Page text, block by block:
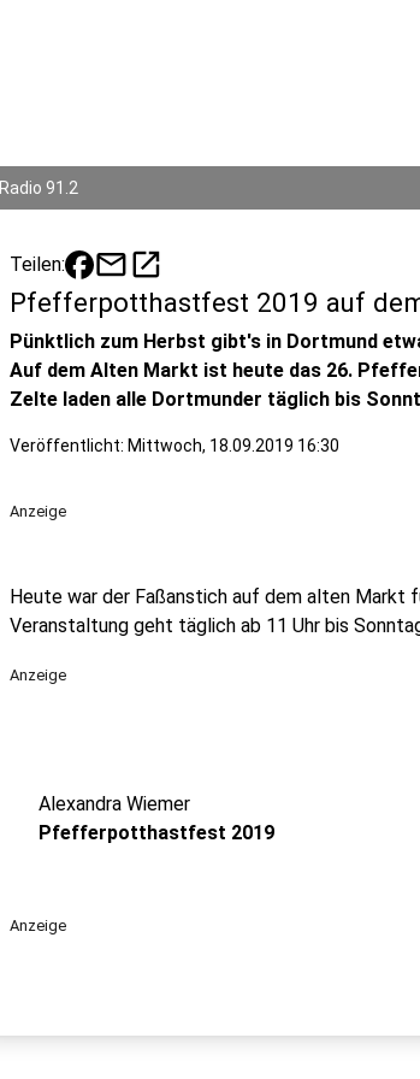
Radio 91.2
Teilen: mailopen_in_new
Pfefferpotthastfest 2019 auf
Pünktlich zum Herbst gibt's in Dortmund
Auf dem Alten Markt ist heute das 26.
Zelte laden alle Dortmunder täglich bis
Veröffentlicht: Mittwoch, 18.09.2019 16:30
Anzeige
Heute war der Faßanstich auf dem alten
Veranstaltung geht täglich ab 11 Uhr bis
Anzeige
Alexandra Wiemer
Pfefferpotthastfest 2019
Anzeige